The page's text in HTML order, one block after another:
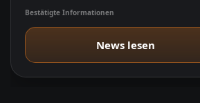
Bestätigte Informationen
News lesen